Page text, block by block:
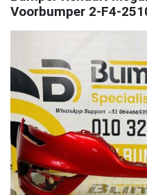
Voorbumper 2-F4-